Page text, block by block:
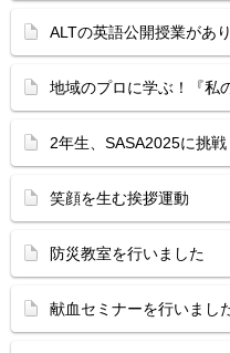
ALTの英語公開授業があ
地域のプロに学ぶ！『私
2年生、SASA2025に挑戦
笑顔を生む挨拶運動
防災教室を行いました
献血セミナーを行いまし